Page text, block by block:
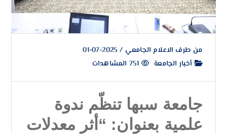
من طرف الاعلام الجامعي /
2025-07-01
أخبار الجامعة
جامعة سبها تنظّم ندوة
علمية بعنوان: “أثر معدلات